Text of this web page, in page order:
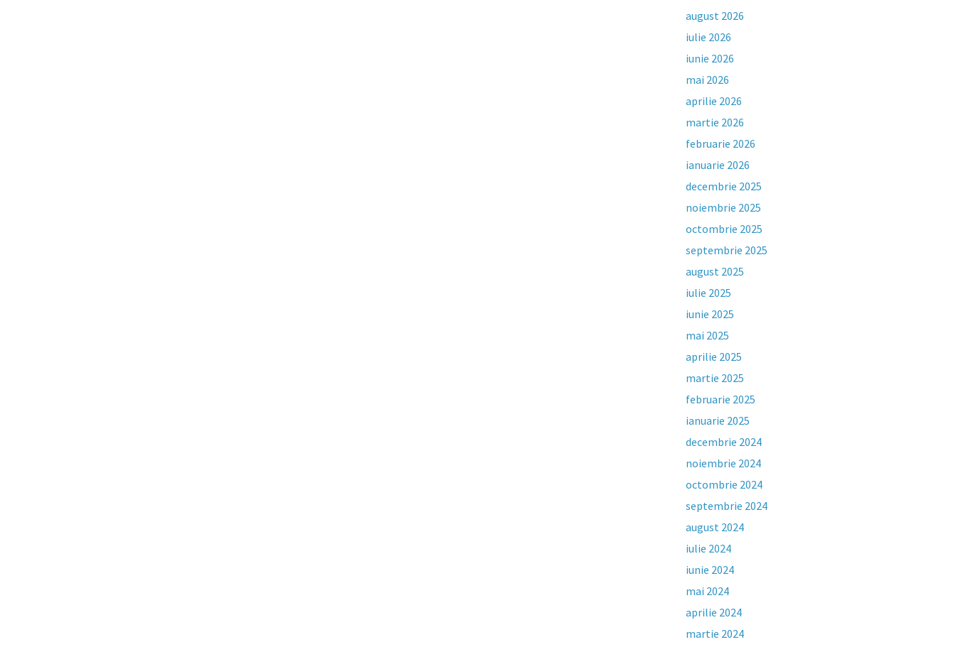
august 2026
iulie 2026
iunie 2026
mai 2026
aprilie 2026
martie 2026
februarie 2026
ianuarie 2026
decembrie 2025
noiembrie 2025
octombrie 2025
septembrie 2025
august 2025
iulie 2025
iunie 2025
mai 2025
aprilie 2025
martie 2025
februarie 2025
ianuarie 2025
decembrie 2024
noiembrie 2024
octombrie 2024
septembrie 2024
august 2024
iulie 2024
iunie 2024
mai 2024
aprilie 2024
martie 2024